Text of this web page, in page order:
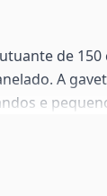
de
A
e